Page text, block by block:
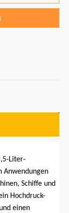
Liter-
Anwendungen
Schiffe und
Hochdruck-
einen